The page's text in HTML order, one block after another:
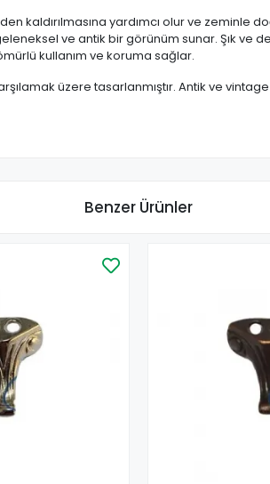
kaldırılmasına yardımcı olur ve zeminle
ve antik bir görünüm sunar. Şık ve
kullanım ve koruma sağlar.
üzere tasarlanmıştır. Antik ve
Benzer Ürünler